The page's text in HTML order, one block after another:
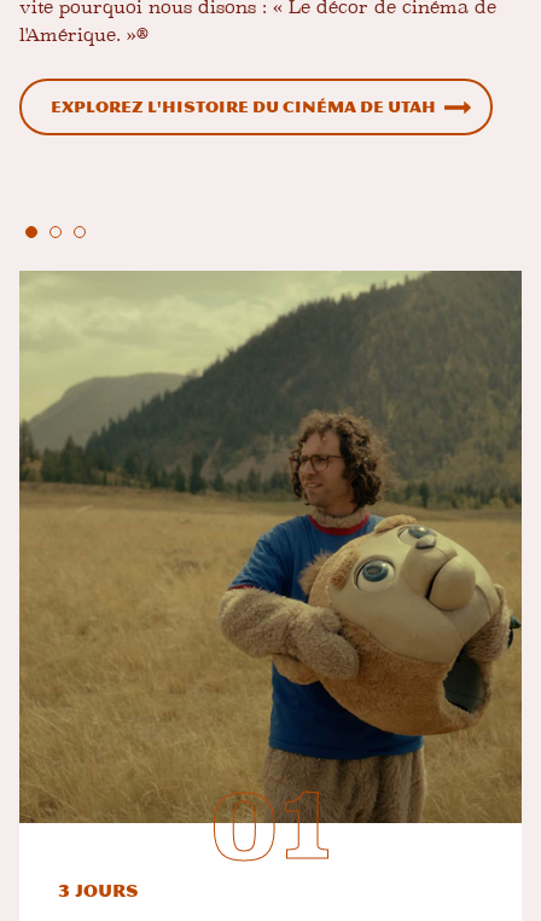
vite pourquoi nous disons : « Le décor de cinéma de
l'Amérique. »®
Explorez l'histoire du cinéma de Utah
3 jours